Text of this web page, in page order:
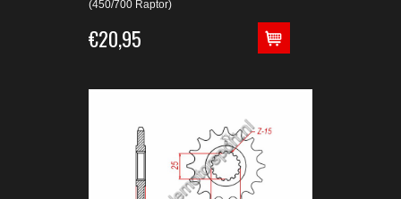
(450/700 Raptor)
€20,95